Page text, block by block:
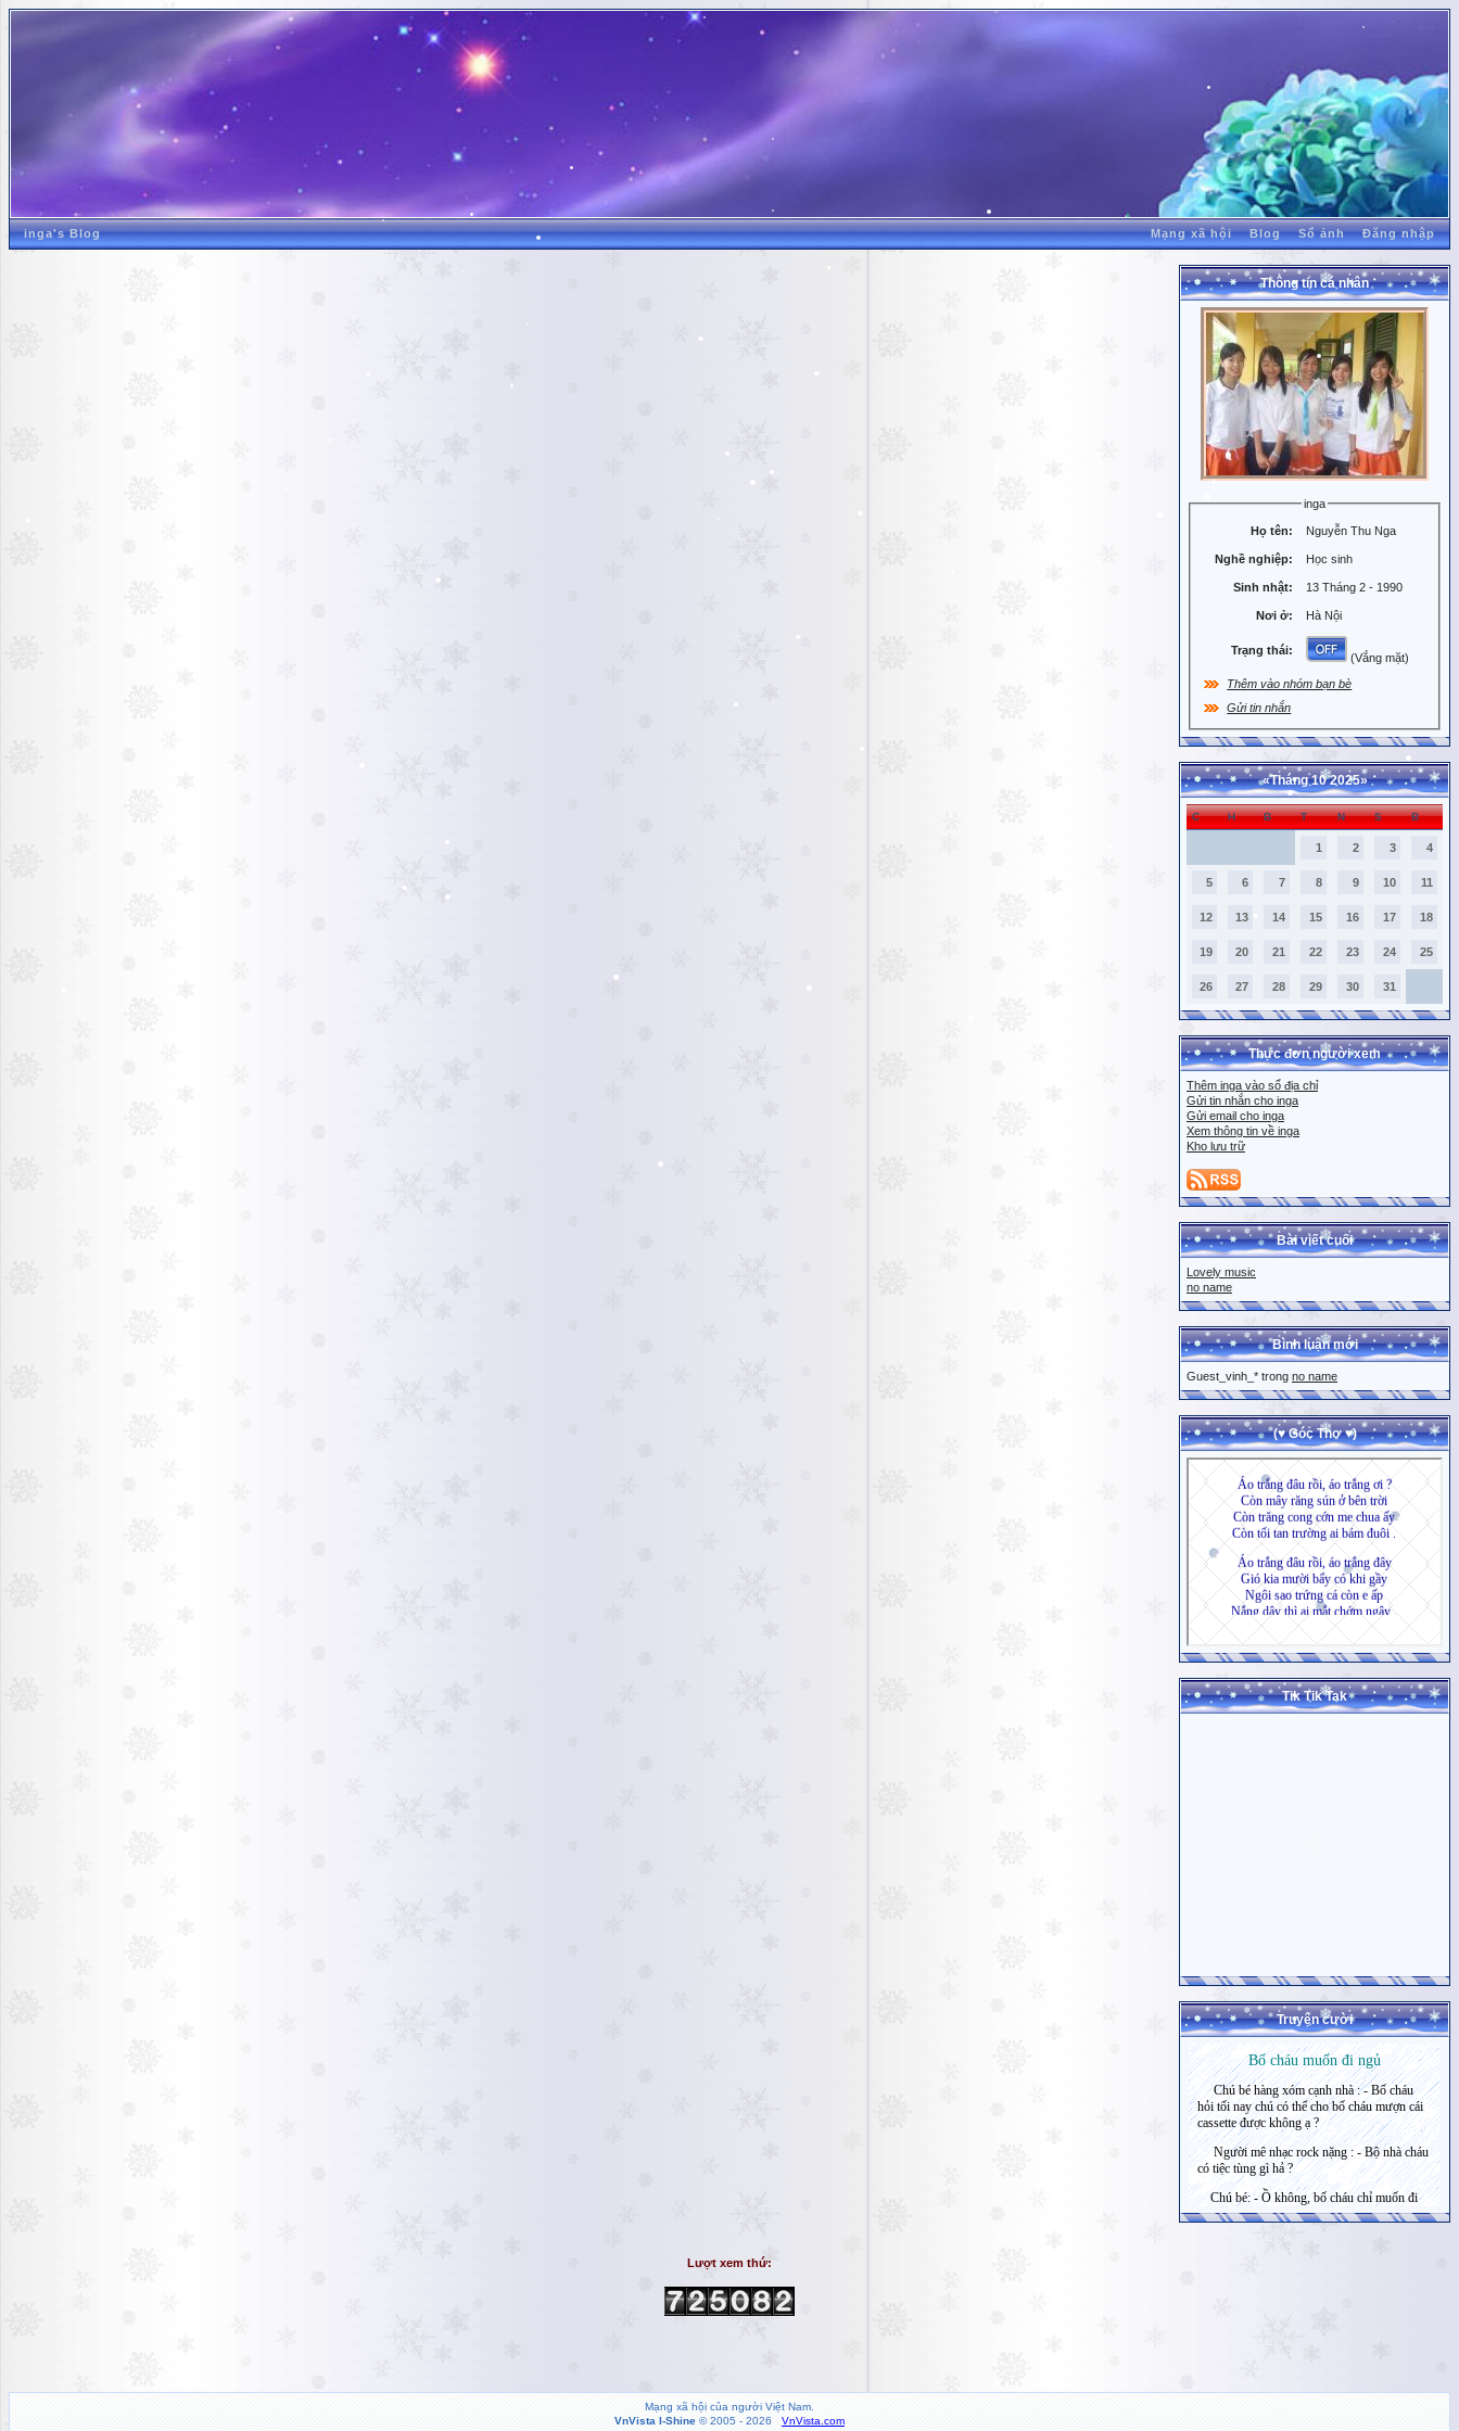
inga's Blog Mạng xã hội Blog Sổ ảnh Đăng nhập
Thông tin cá nhân
inga
Họ tên: Nguyễn Thu Nga
Nghề nghiệp: Học sinh
Sinh nhật: 13 Tháng 2 - 1990
Nơi ở: Hà Nội
Trạng thái:
(Vắng mặt)
Thêm vào nhóm bạn bè
Gửi tin nhắn
«Tháng 10 2025»
C H B T N S B
1 2 3 4
5 6 7 8 9 10 11
12 13 14 15 16 17 18
19 20 21 22 23 24 25
26 27 28 29 30 31
Thực đơn người xem
Thêm inga vào sổ địa chỉ
Gửi tin nhắn cho inga
Gửi email cho inga
Xem thông tin về inga
Kho lưu trữ
Bài viết cuối
Lovely music
no name
Bình luận mới
Guest_vinh_* trong no name
(♥ Góc Thơ ♥)
Tik Tik Tak
Truyện cười
Lượt xem thứ:
Mạng xã hội của người Việt Nam.
VnVista I-Shine © 2005 - 2026 VnVista.com